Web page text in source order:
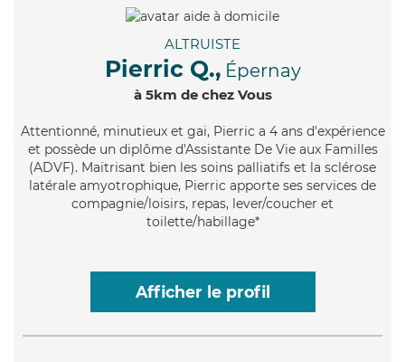
ALTRUISTE
Pierric Q., Épernay
à 5km de chez Vous
Attentionné, minutieux et gai, Pierric a 4 ans d'expérience
et possède un diplôme d'Assistante De Vie aux Familles
(ADVF). Maitrisant bien les soins palliatifs et la sclérose
latérale amyotrophique, Pierric apporte ses services de
compagnie/loisirs, repas, lever/coucher et
toilette/habillage*
Afficher le profil